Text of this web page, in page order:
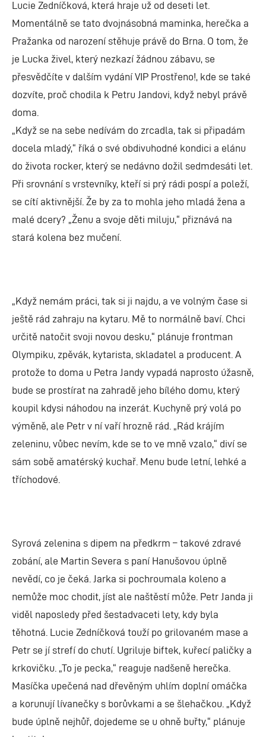
Lucie Zedníčková, která hraje už od deseti let.
Momentálně se tato dvojnásobná maminka, herečka a
Pražanka od narození stěhuje právě do Brna. O tom, že
je Lucka živel, který nezkazí žádnou zábavu, se
přesvědčíte v dalším vydání VIP Prostřeno!, kde se také
dozvíte, proč chodila k Petru Jandovi, když nebyl právě
doma.
„Když se na sebe nedívám do zrcadla, tak si připadám
docela mladý,“ říká o své obdivuhodné kondici a elánu
do života rocker, který se nedávno dožil sedmdesáti let.
Při srovnání s vrstevníky, kteří si prý rádi pospí a poleží,
se cítí aktivnější. Že by za to mohla jeho mladá žena a
malé dcery? „Ženu a svoje děti miluju,“ přiznává na
stará kolena bez mučení.
„Když nemám práci, tak si ji najdu, a ve volným čase si
ještě rád zahraju na kytaru. Mě to normálně baví. Chci
určitě natočit svoji novou desku,“ plánuje frontman
Olympiku, zpěvák, kytarista, skladatel a producent. A
protože to doma u Petra Jandy vypadá naprosto úžasně,
bude se prostírat na zahradě jeho bílého domu, který
koupil kdysi náhodou na inzerát. Kuchyně prý volá po
výměně, ale Petr v ní vaří hrozně rád. „Rád krájím
zeleninu, vůbec nevím, kde se to ve mně vzalo,“ diví se
sám sobě amatérský kuchař. Menu bude letní, lehké a
tříchodové.
Syrová zelenina s dipem na předkrm – takové zdravé
zobání, ale Martin Severa s paní Hanušovou úplně
nevědí, co je čeká. Jarka si pochroumala koleno a
nemůže moc chodit, jíst ale naštěstí může. Petr Janda ji
viděl naposledy před šestadvaceti lety, kdy byla
těhotná. Lucie Zedníčková touží po grilovaném mase a
Petr se jí strefí do chutí. Ugriluje biftek, kuřecí paličky a
krkovičku. „To je pecka,“ reaguje nadšeně herečka.
Masíčka upečená nad dřevěným uhlím doplní omáčka
a korunují lívanečky s borůvkami a se šlehačkou. „Když
bude úplně nejhůř, dojedeme se u ohně buřty,“ plánuje